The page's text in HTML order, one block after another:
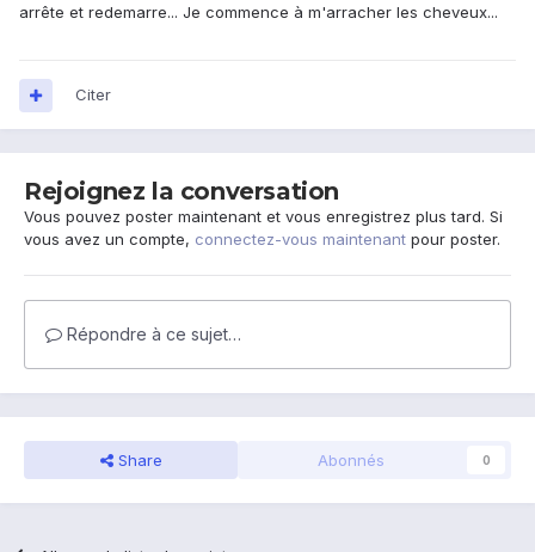
arrête et redemarre... Je commence à m'arracher les cheveux...
Citer
Rejoignez la conversation
Vous pouvez poster maintenant et vous enregistrez plus tard. Si
vous avez un compte, connectez-vous maintenant pour poster.
Répondre à ce sujet…
Share Abonnés 0